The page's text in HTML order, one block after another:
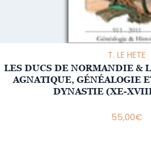
T. LE HETE
LES DUCS DE NORMANDIE &
AGNATIQUE, GÉNÉALOGIE
DYNASTIE (XE-
55,00€